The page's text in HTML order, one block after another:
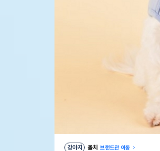
강아지 올치 브랜드관 이동